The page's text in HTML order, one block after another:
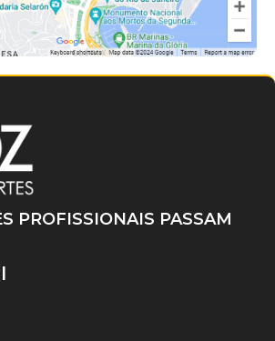
PROFISSIONAIS PASSAM